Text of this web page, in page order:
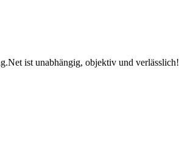
ist unabhängig, objektiv und verlässlich!